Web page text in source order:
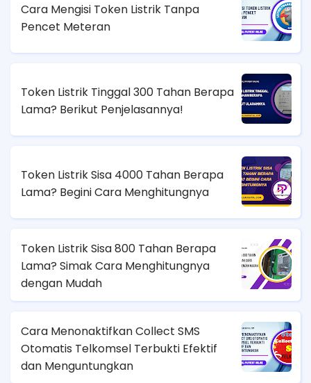
Cara Mengisi Token Listrik Tanpa
Pencet Meteran
Token Listrik Tinggal 300 Tahan Berapa
Lama? Berikut Penjelasannya!
Token Listrik Sisa 4000 Tahan Berapa
Lama? Begini Cara Menghitungnya
Token Listrik Sisa 800 Tahan Berapa
Lama? Simak Cara Menghitungnya
dengan Mudah
Cara Menonaktifkan Collect SMS
Otomatis Telkomsel Terbukti Efektif
dan Menguntungkan